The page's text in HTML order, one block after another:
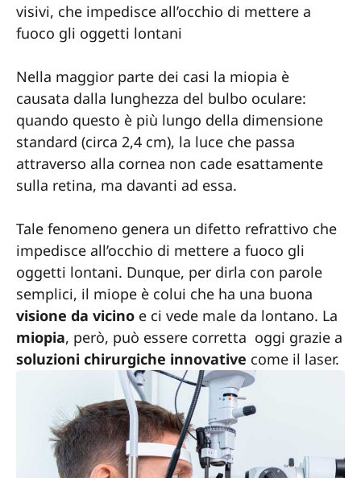
visivi, che impedisce all’occhio di mettere a
fuoco gli oggetti lontani
Nella maggior parte dei casi la miopia è
causata dalla lunghezza del bulbo oculare:
quando questo è più lungo della dimensione
standard (circa 2,4 cm), la luce che passa
attraverso alla cornea non cade esattamente
sulla retina, ma davanti ad essa.
Tale fenomeno genera un difetto refrattivo che
impedisce all’occhio di mettere a fuoco gli
oggetti lontani. Dunque, per dirla con parole
semplici, il miope è colui che ha una buona
visione da vicino e ci vede male da lontano. La
miopia, però, può essere corretta oggi grazie a
soluzioni chirurgiche innovative come il laser.